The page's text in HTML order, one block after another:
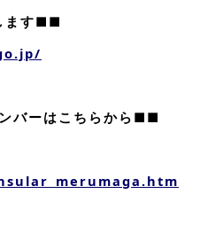
ます■■
バーはこちらから■■